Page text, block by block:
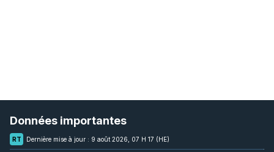
Données importantes
RT Dernière mise à jour : 9 août 2026, 07 H 17 (HE)